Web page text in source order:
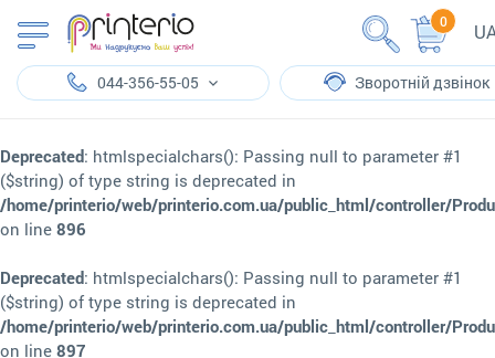
Deprecated: htmlspecialchars(): Passing null to parameter #1
($string) of type string is deprecated in
/home/printerio/web/printerio.com.ua/public_html/controller/
on line 896
Deprecated: htmlspecialchars(): Passing null to parameter #1
($string) of type string is deprecated in
/home/printerio/web/printerio.com.ua/public_html/controller/
on line 897
0
044-356-55-05 Зворотній дзвінок